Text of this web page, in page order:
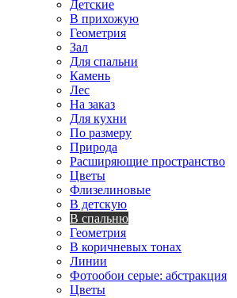
Детские
В прихожую
Геометрия
Зал
Для спальни
Камень
Лес
На заказ
Для кухни
По размеру
Природа
Расширяющие пространство
Цветы
Флизелиновые
В детскую
В спальню
Геометрия
В коричневых тонах
Линии
Фотообои серые: абстракция
Цветы